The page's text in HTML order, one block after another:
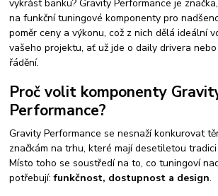
vykrást banku? Gravity Performance je
na funkční tuningové komponenty pro
poměr ceny a výkonu, což z nich dělá ideální
vašeho projektu, ať už jde o daily drivera
řádění.
Proč volit komponenty
Performance?
Gravity Performance se nesnaží konkurovat
značkám na trhu, které mají desetiletou
Místo toho se soustředí na to, co tuningoví
potřebují:funkčnost, dostupnost a design.